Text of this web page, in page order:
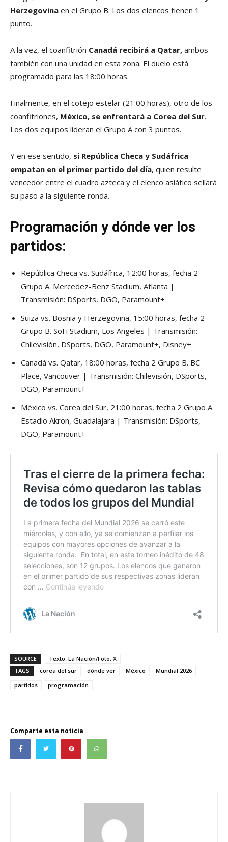
Herzegovina en el Grupo B. Los dos elencos tienen 1
punto.
A la vez, el coanfitrión Canadá recibirá a Qatar, ambos
también con una unidad en esta zona. El duelo está
programado para las 18:00 horas.
Finalmente, en el cotejo estelar (21:00 horas), otro de los
coanfitriones, México, se enfrentará a Corea del Sur.
Los dos equipos lideran el Grupo A con 3 puntos.
Y en ese sentido, si República Checa y Sudáfrica
empatan en el primer partido del día, quien resulte
vencedor entre el cuadro azteca y el elenco asiático sellará
su paso a la siguiente ronda.
Programación y dónde ver los
partidos:
República Checa vs. Sudáfrica, 12:00 horas, fecha 2
Grupo A. Mercedez-Benz Stadium, Atlanta |
Transmisión: DSports, DGO, Paramount+
Suiza vs. Bosnia y Herzegovina, 15:00 horas, fecha 2
Grupo B. SoFi Stadium, Los Angeles | Transmisión:
Chilevisión, DSports, DGO, Paramount+, Disney+
Canadá vs. Qatar, 18:00 horas, fecha 2 Grupo B. BC
Place, Vancouver | Transmisión: Chilevisión, DSports,
DGO, Paramount+
México vs. Corea del Sur, 21:00 horas, fecha 2 Grupo A.
Estadio Akron, Guadalajara | Transmisión: DSports,
DGO, Paramount+
SOURCE
Texto: La Nación/Foto: X
TAGS
corea del sur dónde ver México
Mundial 2026
partidos
programación
Comparte esta noticia